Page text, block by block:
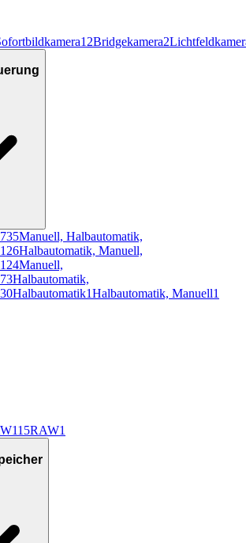
12Bridgekamera2
735Manuell, Halbautomatik,
126Halbautomatik, Manuell,
124Manuell,
73Halbautomatik,
30Halbautomatik1Halbautomatik, Manuell1
115RAW1